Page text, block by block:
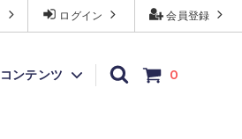
会員登録
ログイン
0
コンテンツ